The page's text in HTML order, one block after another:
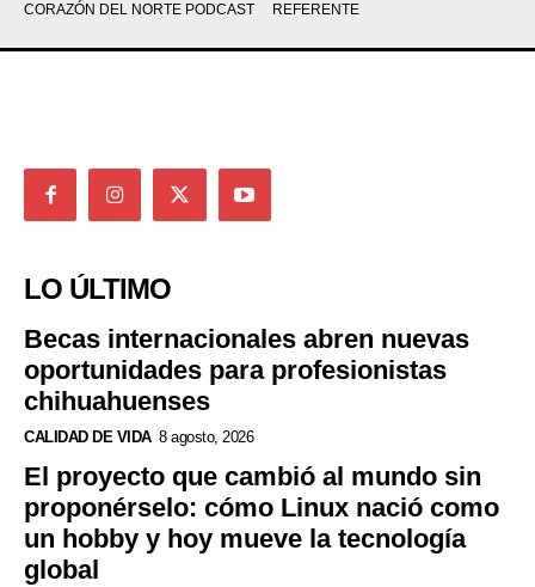
CORAZÓN DEL NORTE PODCAST
REFERENTE
LO ÚLTIMO
Becas internacionales abren nuevas
oportunidades para profesionistas
chihuahuenses
CALIDAD DE VIDA 8 agosto, 2026
El proyecto que cambió al mundo sin
proponérselo: cómo Linux nació como
un hobby y hoy mueve la tecnología
global